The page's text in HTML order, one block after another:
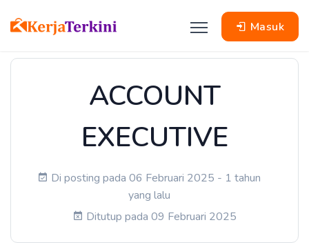
Masuk
ACCOUNT
EXECUTIVE
Di posting pada 06 Februari 2025 - 1 tahun
yang lalu
Ditutup pada 09 Februari 2025